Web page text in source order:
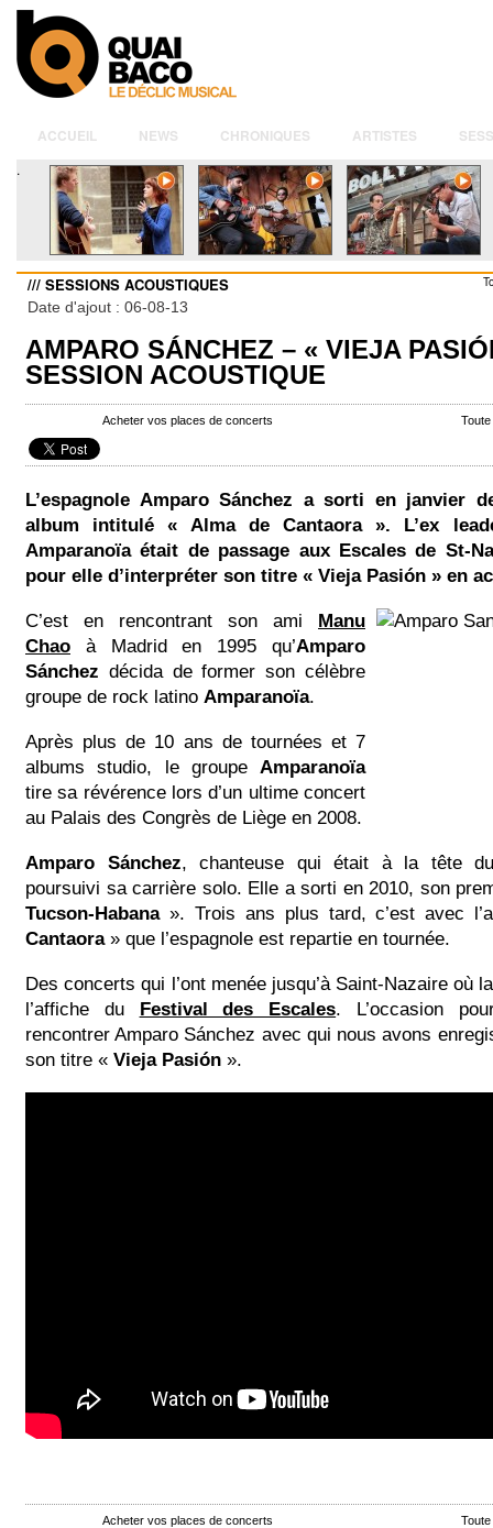
ACCUEIL NEWS CHRONIQUES ARTISTES
.
/// SESSIONS ACOUSTIQUES
Date d'ajout : 06-08-13
AMPARO SÁNCHEZ – « VIEJA
SESSION ACOUSTIQUE
Acheter vos places de concerts
L’espagnole Amparo Sánchez a sorti en janvier
album intitulé « Alma de Cantaora ». L’ex
Amparanoïa était de passage aux Escales de St-
pour elle d’interpréter son titre « Vieja Pasión » en
C’est en rencontrant son ami Manu
Chao à Madrid en 1995 qu’Amparo
Sánchez décida de former son célèbre
groupe de rock latino Amparanoïa.
Après plus de 10 ans de tournées et 7
albums studio, le groupe Amparanoïa
tire sa révérence lors d’un ultime concert
au Palais des Congrès de Liège en 2008.
Amparo Sánchez, chanteuse qui était à la tête
poursuivi sa carrière solo. Elle a sorti en 2010, son
Tucson-Habana». Trois ans plus tard, c’est avec
Cantaora» que l’espagnole est repartie en tournée.
Des concerts qui l’ont menée jusqu’à Saint-Nazaire où
l’affiche du Festival des Escales. L’occasion
rencontrer Amparo Sánchez avec qui nous avons
son titre « Vieja Pasión ».
Acheter vos places de concerts